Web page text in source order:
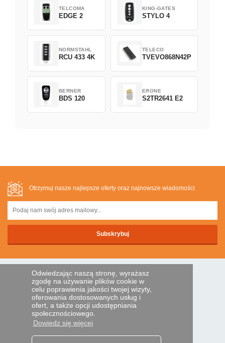
Odwiedzając naszą stronę, wyrażasz
zgodę na używanie plików cookie w
celu poprawienia jakości twojej wizyty,
oferowania dostosowanych usług i
ofert, a także opcji udostępniania
społecznościowego.
Dowiedz się więcej
TELCOMA
EDGE 2
KING-GATES
STYLO 4
NORMSTAHL
RCU 433 4K
TELECO
TVEVO868N42P
BERNER
BDS 120
ERONE
S2TR2641 E2
Otrzymuj nasze najlepsze oferty oraz najnowsze wiadomości
BEZPIECZNA PLATNOSC
Przelewem
POMOC I USŁUGI
Śledź swoje zamówienie